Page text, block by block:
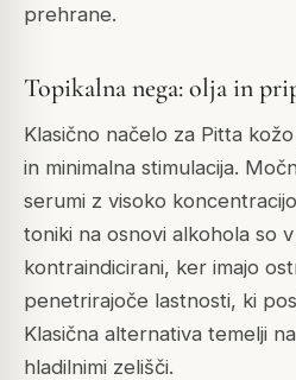
prehrane.
Topikalna nega: olja in
Klasično načelo za Pitta
in minimalna stimulacija.
serumi z visoko
toniki na osnovi alkohola so
kontraindicirani, ker imajo
penetrirajoče lastnosti, ki
Klasična alternativa temelji
hladilnimi zelišči.